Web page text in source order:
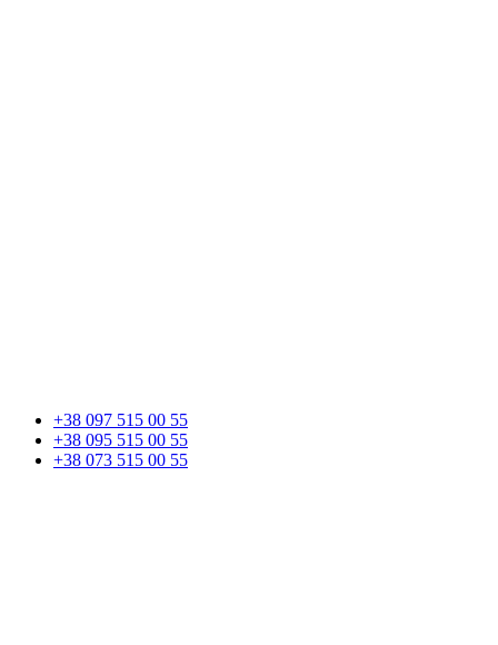
+38 097 515 00 55
+38 095 515 00 55
+38 073 515 00 55